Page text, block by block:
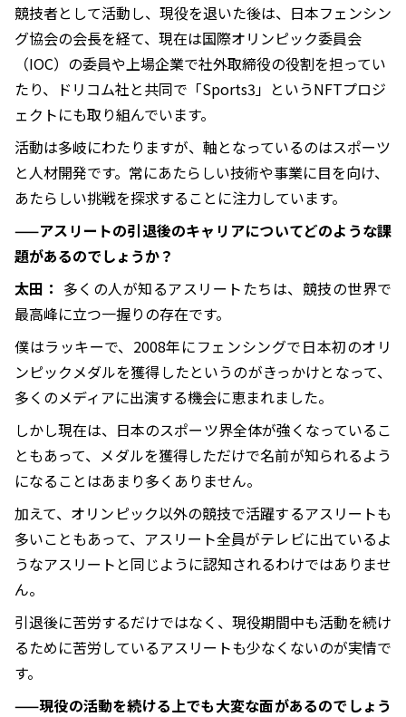
競技者として活動し、現役を退いた後は、日本フェンシン
グ協会の会長を経て、現在は国際オリンピック委員会
（IOC）の委員や上場企業で社外取締役の役割を担ってい
たり、ドリコム社と共同で「Sports3」というNFTプロジ
ェクトにも取り組んでいます。
活動は多岐にわたりますが、軸となっているのはスポーツ
と人材開発です。常にあたらしい技術や事業に目を向け、
あたらしい挑戦を探求することに注力しています。
——アスリートの引退後のキャリアについてどのような課
題があるのでしょうか？
太田： 多くの人が知るアスリートたちは、競技の世界で
最高峰に立つ一握りの存在です。
僕はラッキーで、2008年にフェンシングで日本初のオリ
ンピックメダルを獲得したというのがきっかけとなって、
多くのメディアに出演する機会に恵まれました。
しかし現在は、日本のスポーツ界全体が強くなっているこ
ともあって、メダルを獲得しただけで名前が知られるよう
になることはあまり多くありません。
加えて、オリンピック以外の競技で活躍するアスリートも
多いこともあって、アスリート全員がテレビに出ているよ
うなアスリートと同じように認知されるわけではありませ
ん。
引退後に苦労するだけではなく、現役期間中も活動を続け
るために苦労しているアスリートも少なくないのが実情で
す。
——現役の活動を続ける上でも大変な面があるのでしょう